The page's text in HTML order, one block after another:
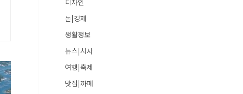
디자인
돈|경제
생활정보
뉴스|시사
여행|축제
맛집|까페